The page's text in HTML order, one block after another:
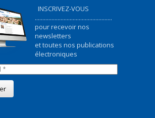
INSCRIVEZ-VOUS
...................................................
pour recevoir nos
newsletters
et toutes nos publications
électroniques